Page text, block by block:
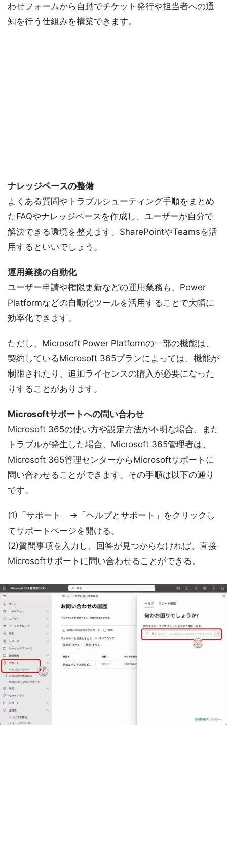
わせフォームから自動でチケット発行や担当者への通
知を行う仕組みを構築できます。
ナレッジベースの整備
よくある質問やトラブルシューティング手順をまとめ
たFAQやナレッジベースを作成し、ユーザーが自分で
解決できる環境を整えます。SharePointやTeamsを活
用するといいでしょう。
運用業務の自動化
ユーザー申請や権限更新などの運用業務も、Power
Platformなどの自動化ツールを活用することで大幅に
効率化できます。
ただし、Microsoft Power Platformの一部の機能は、
契約しているMicrosoft 365プランによっては、機能が
制限されたり、追加ライセンスの購入が必要になった
りすることがあります。
Microsoftサポートへの問い合わせ
Microsoft 365の使い方や設定方法が不明な場合、また
トラブルが発生した場合、Microsoft 365管理者は、
Microsoft 365管理センターからMicrosoftサポートに
問い合わせることができます。その手順は以下の通り
です。
(1)「サポート」→「ヘルプとサポート」をクリックし
てサポートページを開ける。
(2)質問事項を入力し、回答が見つからなければ、直接
Microsoftサポートに問い合わせることができる。